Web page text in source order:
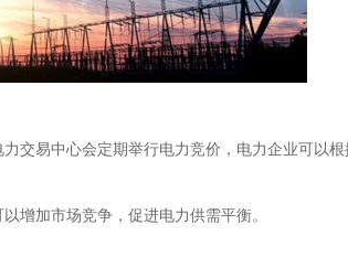
易中心会定期举行电力竞价，电力企业可以
加市场竞争，促进电力供需平衡。